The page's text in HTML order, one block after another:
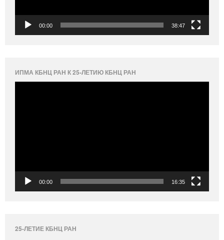
00:00 38:47
ИПМА КБНЦ РАН К 25-ЛЕТИЮ КБНЦ РАН
00:00 16:35
25-ЛЕТИЕ КБНЦ РАН